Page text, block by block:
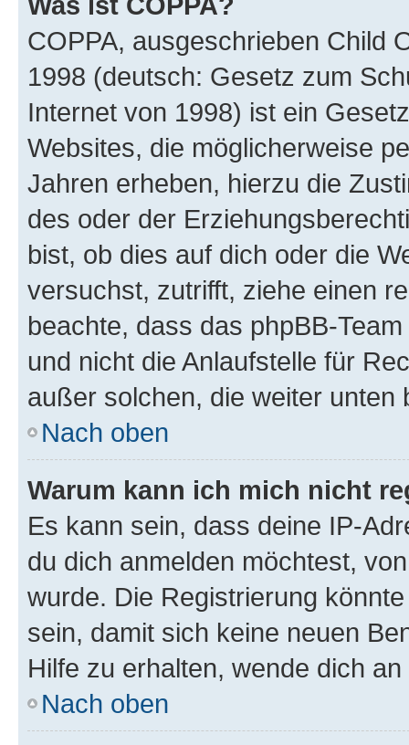
COPPA, ausgeschrieben Child
1998 (deutsch: Gesetz zum
Internet von 1998) ist ein
Websites, die möglicherweise
Jahren erheben, hierzu die
des oder der
bist, ob dies auf dich oder die
versuchst, zutrifft, ziehe einen
beachte, dass das phpBB-
und nicht die Anlaufstelle für
außer solchen, die weiter unten
Nach oben
Warum kann ich mich nicht
Es kann sein, dass deine IP-
du dich anmelden möchtest,
wurde. Die Registrierung
sein, damit sich keine neuen
Hilfe zu erhalten, wende dich
Nach oben